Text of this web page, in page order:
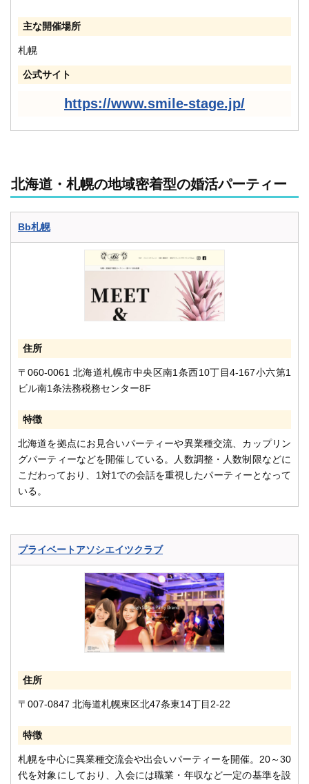
主な開催場所
札幌
公式サイト
https://www.smile-stage.jp/
北海道・札幌の地域密着型の婚活パーティー
Bb札幌
住所
〒060-0061 北海道札幌市中央区南1条西10丁目4-167小六第1
ビル南1条法務税務センター8F
特徴
北海道を拠点にお見合いパーティーや異業種交流、カップリン
グパーティーなどを開催している。人数調整・人数制限などに
こだわっており、1対1での会話を重視したパーティーとなって
いる。
プライベートアソシエイツクラブ
住所
〒007-0847 北海道札幌東区北47条東14丁目2-22
特徴
札幌を中心に異業種交流会や出会いパーティーを開催。20～30
代を対象にしており、入会には職業・年収など一定の基準を設